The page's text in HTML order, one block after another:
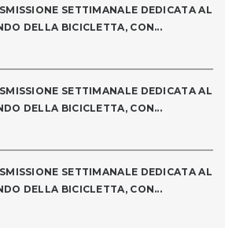
SETTIMANALE DEDICATA AL
DELLA BICICLETTA, CON...
SETTIMANALE DEDICATA AL
DELLA BICICLETTA, CON...
SETTIMANALE DEDICATA AL
DELLA BICICLETTA, CON...